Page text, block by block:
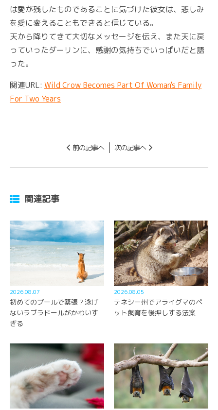
は愛が残したものであることに気づけた彼女は、悲しみ
を愛に変えることもできると信じている。
天から降りてきて大切なメッセージを伝え、また天に戻
っていったダーリンに、感謝の気持ちでいっぱいだと語
った。
関連URL: Wild Crow Becomes Part Of Woman's Family
For Two Years
前の記事へ 次の記事へ
関連記事
2026.08.07
初めてのプールで緊張？泳げ
ないラブラドールがかわいす
ぎる
2026.08.05
テネシー州でアライグマのペ
ット飼育を後押しする法案